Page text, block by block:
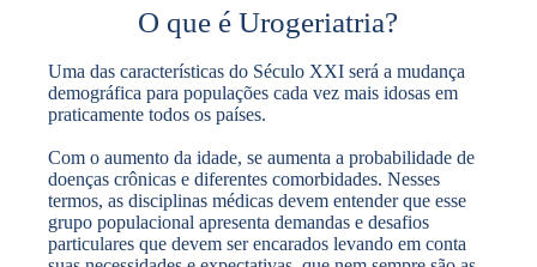
O que é Urogeriatria?
Uma das características do Século XXI será a mudança
demográfica para populações cada vez mais idosas em
praticamente todos os países.
Com o aumento da idade, se aumenta a probabilidade de
doenças crônicas e diferentes comorbidades. Nesses
termos, as disciplinas médicas devem entender que esse
grupo populacional apresenta demandas e desafios
particulares que devem ser encarados levando em conta